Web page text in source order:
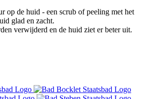
op de huid - een scrub of peeling met het
glad en zacht.
verwijderd en de huid ziet er beter uit.